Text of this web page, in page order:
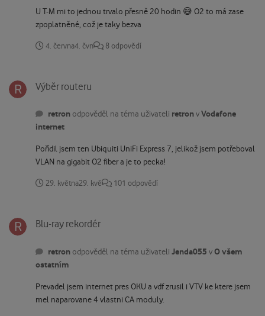
U T-M mi to jednou trvalo přesně 20 hodin 😅 O2 to má zase
zpoplatněné, což je taky bezva
4. června4. čvn 8 odpovědí
Výběr routeru
retron odpověděl na téma uživateli retronvVodafone
internet
Pořídil jsem ten Ubiquiti UniFi Express 7, jelikož jsem potřeboval
VLAN na gigabit O2 fiber a je to pecka!
29. května29. kvě 101 odpovědí
Blu-ray rekordér
retron odpověděl na téma uživateliJenda055 vO všem
ostatním
Prevadel jsem internet pres OKU a vdf zrusil i VTV ke ktere jsem
mel naparovane 4 vlastni CA moduly.